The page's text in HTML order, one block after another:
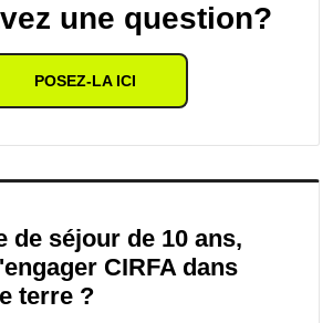
une question?
POSEZ-LA ICI
de séjour de 10 ans,
CIRFA dans
terre ?